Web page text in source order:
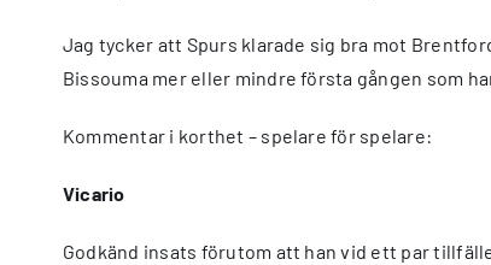
Jag tycker att Spurs klarade sig bra mot
Bissouma mer eller mindre första gången som
Kommentar i korthet – spelare för spelare:
Vicario
Godkänd insats förutom att han vid ett par